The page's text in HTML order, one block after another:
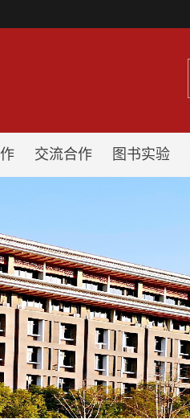
交流合作 图书实验